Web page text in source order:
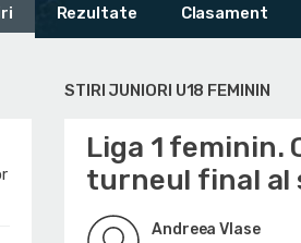
Rezultate Clasament
STIRI JUNIORI U18 FEMININ
Liga 1 feminin.
turneul final al
Andreea Vlase